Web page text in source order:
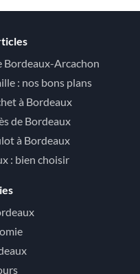
Bordeaux-Arcachon
: nos bons plans
à Bordeaux
de Bordeaux
à Bordeaux
: bien choisir